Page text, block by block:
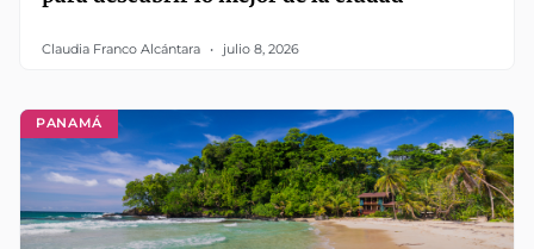
Claudia Franco Alcántara julio 8, 2026
PANAMÁ